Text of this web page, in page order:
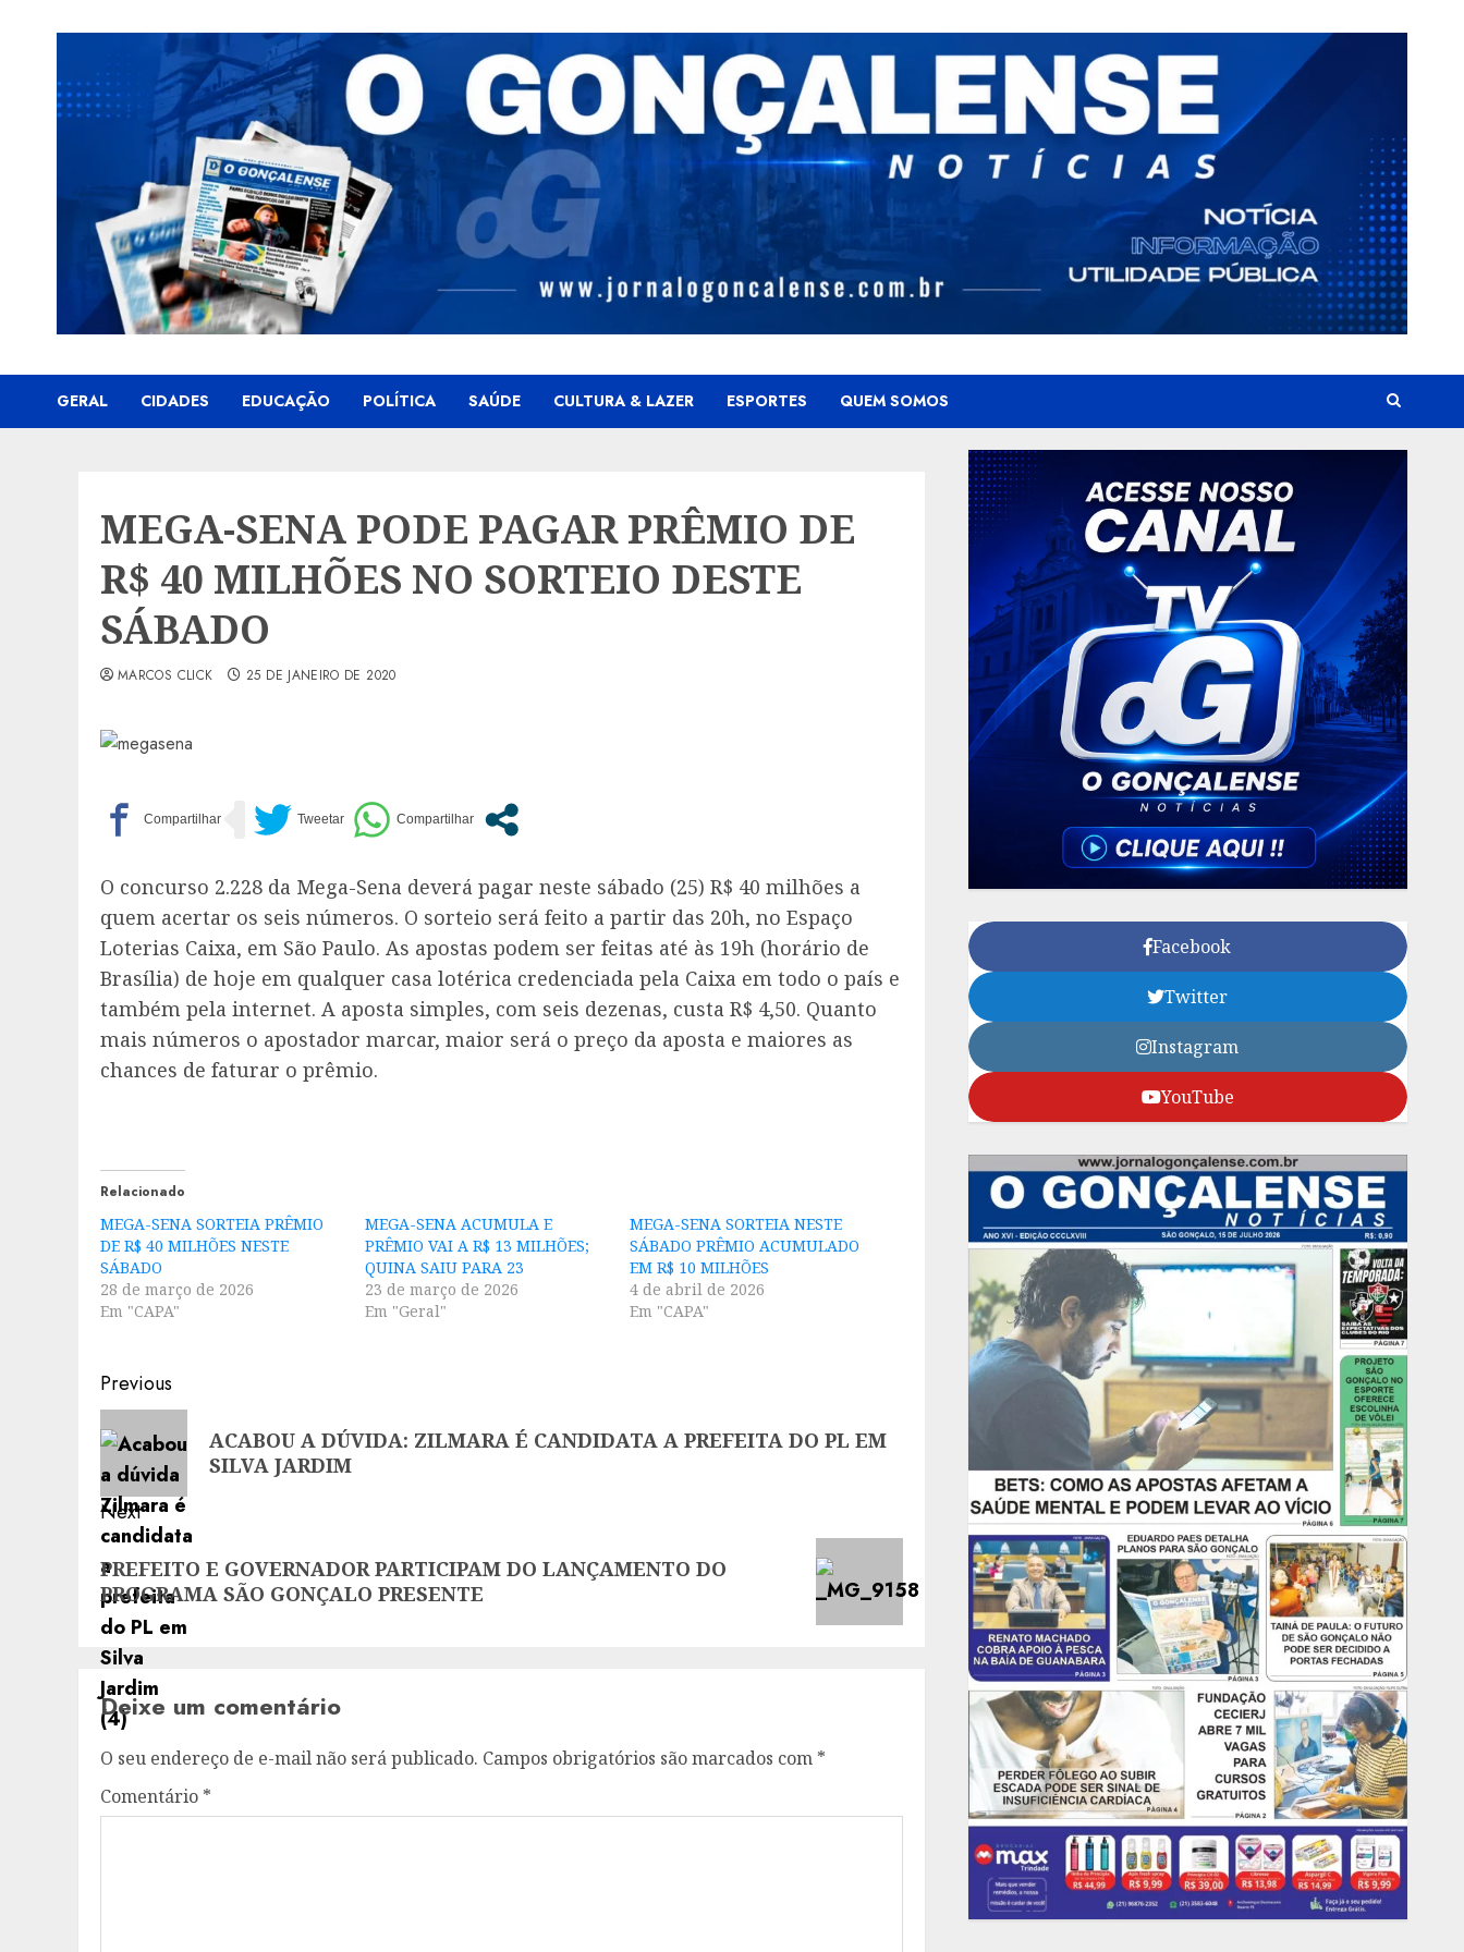
GERAL CIDADES EDUCAÇÃO POLÍTICA SAÚDE CULTURA & LAZER ESPORTES QUEM SOMOS
MEGA-SENA PODE PAGAR PRÊMIO DE
R$ 40 MILHÕES NO SORTEIO DESTE
SÁBADO
MARCOS CLICK 25 DE JANEIRO DE 2020
O concurso 2.228 da Mega-Sena deverá pagar neste sábado (25) R$ 40 milhões a
quem acertar os seis números. O sorteio será feito a partir das 20h, no Espaço
Loterias Caixa, em São Paulo. As apostas podem ser feitas até às 19h (horário de
Brasília) de hoje em qualquer casa lotérica credenciada pela Caixa em todo o país e
também pela internet. A aposta simples, com seis dezenas, custa R$ 4,50. Quanto
mais números o apostador marcar, maior será o preço da aposta e maiores as
chances de faturar o prêmio.
Relacionado
MEGA-SENA SORTEIA PRÊMIO
DE R$ 40 MILHÕES NESTE
SÁBADO
28 de março de 2026
Em "CAPA"
MEGA-SENA ACUMULA E
PRÊMIO VAI A R$ 13 MILHÕES;
QUINA SAIU PARA 23
23 de março de 2026
Em "Geral"
MEGA-SENA SORTEIA NESTE
SÁBADO PRÊMIO ACUMULADO
EM R$ 10 MILHÕES
4 de abril de 2026
Em "CAPA"
Post
navigation
Previous
Previous
post:
ACABOU A DÚVIDA: ZILMARA É CANDIDATA A PREFEITA DO PL EM
SILVA JARDIM
Next
Next
post:
PREFEITO E GOVERNADOR PARTICIPAM DO LANÇAMENTO DO
PROGRAMA SÃO GONÇALO PRESENTE
Deixe um comentário
O seu endereço de e-mail não será publicado. Campos obrigatórios são marcados com *
Comentário *
Facebook
Twitter
Instagram
YouTube